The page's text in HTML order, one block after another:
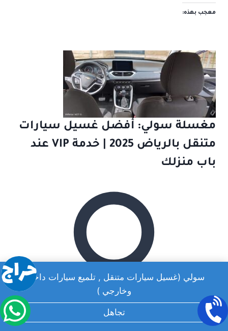
سولي (غسيل سيارات متنقل , تلميع سيارات داخلي
وخارجي )
تجاهل
معجب بهذه:
مغسلة سولي: أفضل غسيل سيارات
متنقل بالرياض 2025 | خدمة VIP عند
باب منزلك